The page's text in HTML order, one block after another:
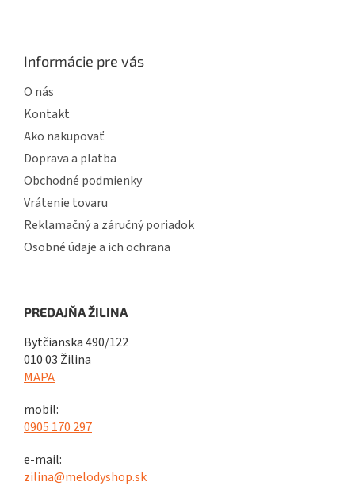
Informácie pre vás
O nás
Kontakt
Ako nakupovať
Doprava a platba
Obchodné podmienky
Vrátenie tovaru
Reklamačný a záručný poriadok
Osobné údaje a ich ochrana
PREDAJŇA ŽILINA
Bytčianska 490/122
010 03 Žilina
MAPA
mobil:
0905 170 297
e-mail:
zilina@melodyshop.sk